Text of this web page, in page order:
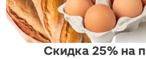
Скидка 25% на